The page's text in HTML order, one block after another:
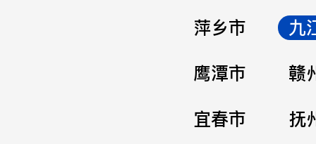
萍乡市
九
鹰潭市
赣
宜春市
抚